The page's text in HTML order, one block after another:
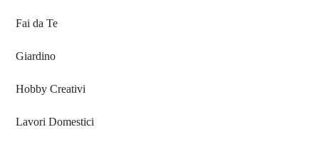
Fai da Te
Giardino
Hobby Creativi
Lavori Domestici